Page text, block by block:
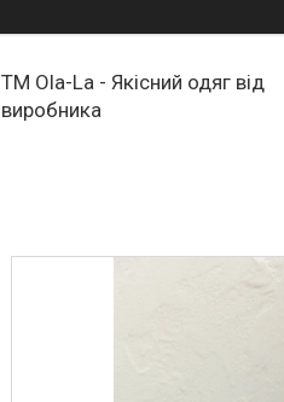
TM Ola-La - Якісний одяг від
виробника